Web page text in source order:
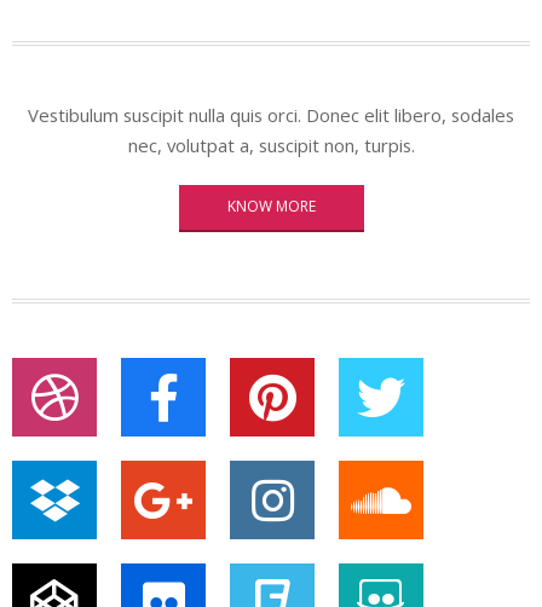
Vestibulum suscipit nulla quis orci. Donec elit libero, sodales
nec, volutpat a, suscipit non, turpis.
KNOW MORE